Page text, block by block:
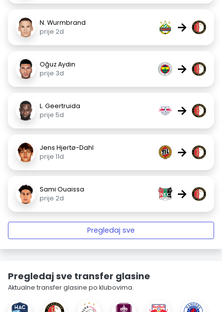
N. Wurmbrand
prije 2d
→
Oğuz Aydın
prije 3d
→
L. Geertruida
prije 5d
→
Jens Hjertø-Dahl
prije 11d
→
Sami Ouaissa
prije 2d
→
Pregledaj sve
Pregledaj sve transfer glasine
Aktualne transfer glasine po klubovima.